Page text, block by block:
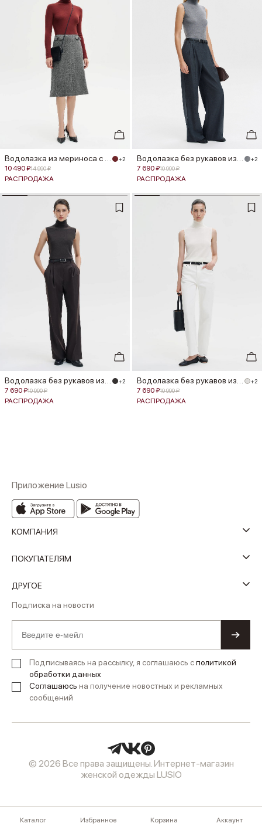
Каталог Избранное Корзина Аккаунт
+2
10 490 ₽14 990 ₽
РАСПРОДАЖА
+2
7 690 ₽10 990 ₽
РАСПРОДАЖА
+2
7 690 ₽10 990 ₽
РАСПРОДАЖА
+2
7 690 ₽10 990 ₽
РАСПРОДАЖА
Приложение Lusio
КОМПАНИЯ
ПОКУПАТЕЛЯМ
ДРУГОЕ
Подписка на новости
Подписываясь на рассылку, я соглашаюсь сполитикой
обработки данных
Соглашаюсь на получение новостных и рекламных
сообщений
© 2026 Все права защищены. Интернет-магазин
женской одежды LUSIO